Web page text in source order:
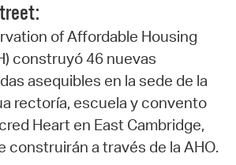
of Affordable Housing
construyó 46 nuevas
asequibles en la sede de la
rectoría, escuela y convento
Heart en East Cambridge,
construirán a través de la AHO.